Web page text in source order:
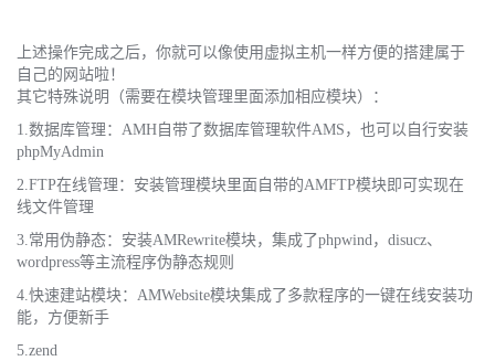
上述操作完成之后，你就可以像使用虚拟主机一样方便的搭建属于
自 己的网站啦！
其它特殊说明（需要在模块管理里面添加相应模块）：
1.数据库管理：AMH自带了数据库管理软件AMS，也可以自行安装
phpMyAdmin
2.FTP在线管理：安装管理模块里面自带的AMFTP模块即可实现在
线文件管理
3.常用伪静态：安装AMRewrite模块，集成了phpwind，disucz、
wordpress等主流程序伪静态规则
4.快速建站模块：AMWebsite模块集成了多款程序的一键在线安装功
能，方便新手
5.zend